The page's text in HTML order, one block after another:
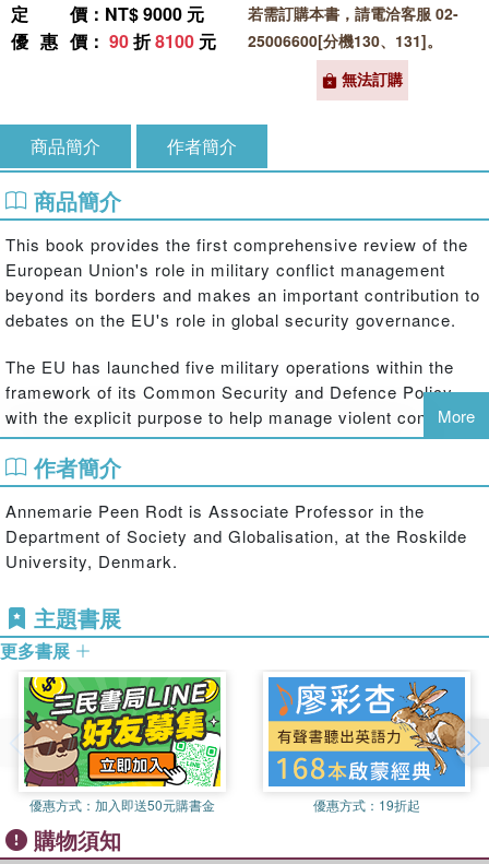
定價 ：NT$ 9000 元
優惠價 ： 90折8100 元
若需訂購本書，請電洽客服 02-
25006600[分機130、131]。
無法訂購
商品簡介 作者簡介
商品簡介
This book provides the first comprehensive review of the
European Union's role in military conflict management
beyond its borders and makes an important contribution to
debates on the EU's role in global security governance.
The EU has launched five military operations within the
framework of its Common Security and Defence Policy
with the explicit purpose to help manage violent conflicts
beyond its borders. This book develops a definition and a
set of criteria for success in military conflict management
and applies this new analytical framework in a
comparative case study of the five EU military operations
undertaken in Macedonia, Bosnia and Herzegovina, the
Democratic Republic of Congo, Chad and the Central
goes on to explore the conditions under which military
conflict management operations conducted by
international organizations are successful and explores
the implications of its findings for the future theory and
practice of military conflict management.
This book will be of interest to students and scholars of
security studies, conflict studies, European Union politics
and foreign policy and global security governance.
More
作者簡介
Annemarie Peen Rodt is Associate Professor in the
Department of Society and Globalisation, at the Roskilde
University, Denmark.
主題書展
更多書展
優惠方式： 加入即送50元購書金 優惠方式： 19折起
購物須知